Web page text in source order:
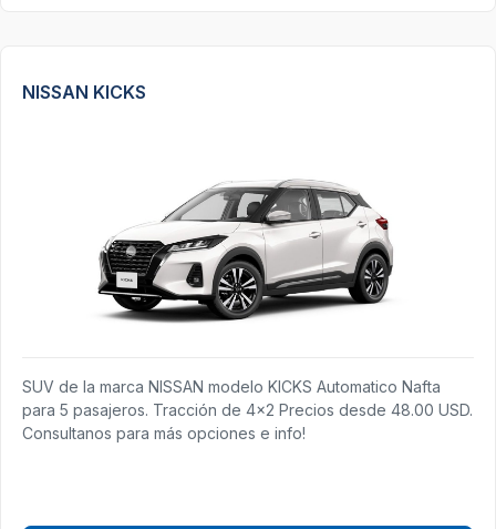
NISSAN KICKS
SUV de la marca NISSAN modelo KICKS Automatico Nafta
para 5 pasajeros. Tracción de 4x2 Precios desde 48.00 USD.
Consultanos para más opciones e info!